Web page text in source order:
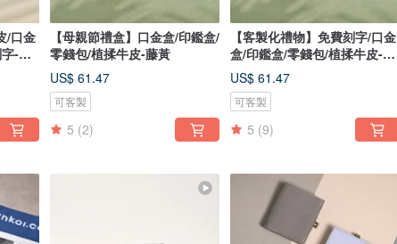
/口金
-青
【母親節禮盒】口金盒/印鑑盒/
零錢包/植揉牛皮-藤黃
US$ 61.47
可客製
5 (2)
【客製化禮物】免費刻字/口金
盒/印鑑盒/零錢包/植揉牛皮-蘇
芳紅
US$ 61.47
可客製
5 (9)